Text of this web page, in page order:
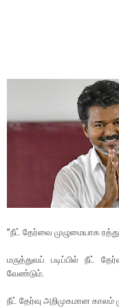
”நீட் தேர்வை முழுமையாக
மருத்துவப் படிப்பில் நீட்
வேண்டும்.
நீட் தேர்வு அறிமுகமான காலம்